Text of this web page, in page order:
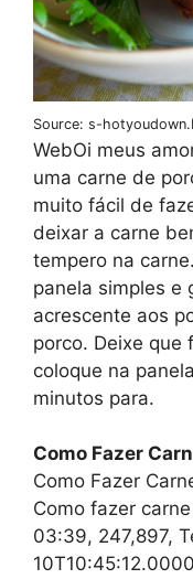
Source: s-
WebOi meus
uma carne de
muito fácil de
deixar a carne
tempero na
panela simples e
acrescente aos
porco. Deixe que
coloque na
minutos para.
Como Fazer
Como Fazer
Como fazer
03:39, 247,897,